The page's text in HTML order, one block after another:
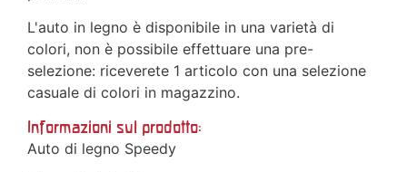
L'auto in legno è disponibile in una varietà di
colori, non è possibile effettuare una pre-
selezione: riceverete 1 articolo con una selezione
casuale di colori in magazzino.
Informazioni sul prodotto:
Auto di legno Speedy